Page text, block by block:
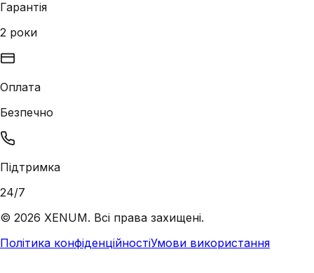
Гарантія
2 роки
Оплата
Безпечно
Підтримка
24/7
© 2026 XENUM. Всі права захищені.
Політика конфіденційностіУмови використання